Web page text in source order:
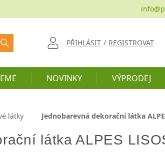
PŘIHLÁSIT / REGISTROVAT
NOVINKY VÝPRODEJ
látky Jednobarevná dekorační látka
látka ALPES